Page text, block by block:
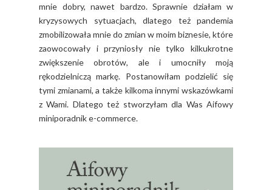
mnie dobry, nawet bardzo. Sprawnie działam w
kryzysowych sytuacjach, dlatego też pandemia
zmobilizowała mnie do zmian w moim biznesie, które
zaowocowały i przyniosły nie tylko kilkukrotne
zwiększenie obrotów, ale i umocniły moją
rękodzielniczą markę. Postanowiłam podzielić się
tymi zmianami, a także kilkoma innymi wskazówkami
z Wami. Dlatego też stworzyłam dla Was Aifowy
miniporadnik e-commerce.